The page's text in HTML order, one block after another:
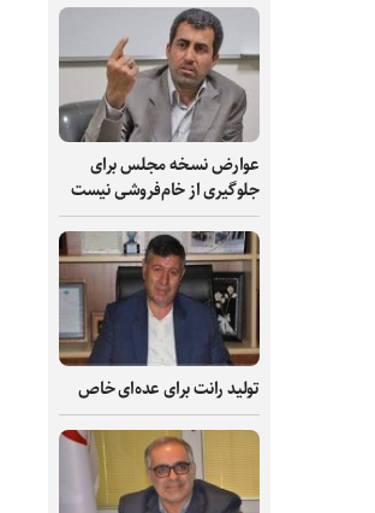
عوارض نسخه مجلس برای
جلوگیری از خام‌فروشی نیست
تولید رانت برای عده‌ای خاص